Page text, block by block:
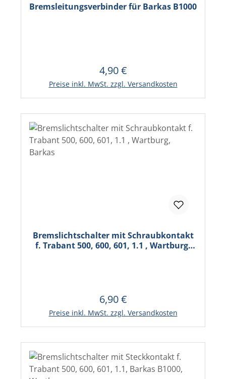
Bremsleitungsverbinder für Barkas B1000
Regulärer Preis:
4,90 €
Preise inkl. MwSt. zzgl. Versandkosten
In den Warenkorb
Bremslichtschalter mit Schraubkontakt
f. Trabant 500, 600, 601, 1.1 , Wartburg,
Regulärer Preis:
6,90 €
Preise inkl. MwSt. zzgl. Versandkosten
In den Warenkorb